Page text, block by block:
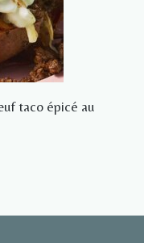
taco épicé au